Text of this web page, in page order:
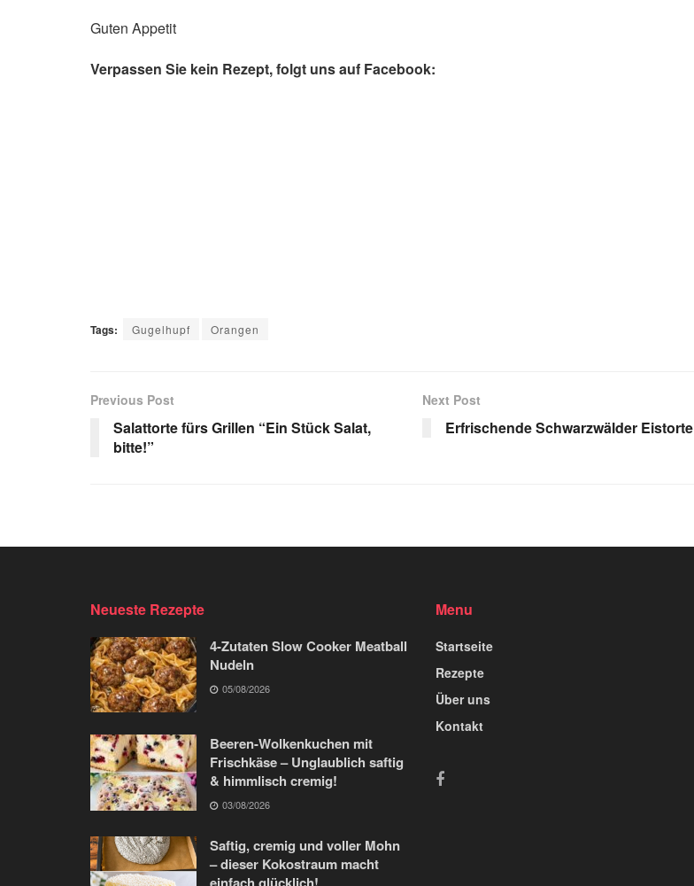
Guten Appetit
Verpassen Sie kein Rezept, folgt uns auf Facebook:
Tags: Gugelhupf Orangen
Previous Post
Salattorte fürs Grillen “Ein Stück Salat,
bitte!”
Next Post
Erfrischende Schwarzwälder Eistorte
Neueste Rezepte
4-Zutaten Slow Cooker Meatball
Nudeln
05/08/2026
Beeren-Wolkenkuchen mit
Frischkäse – Unglaublich saftig
& himmlisch cremig!
03/08/2026
Saftig, cremig und voller Mohn
– dieser Kokostraum macht
Menu
Startseite
Rezepte
Über uns
Kontakt